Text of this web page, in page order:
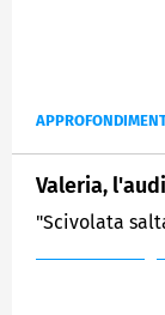
Valeria,
"Scivolata